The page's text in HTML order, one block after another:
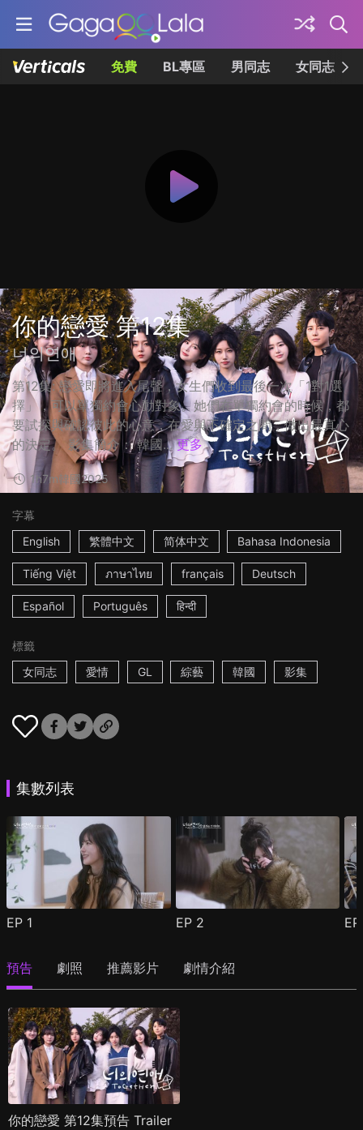
免費 BL專區 男同志 女同志
你的戀愛 第12集
너의연애
第12集: 戀愛即將進入尾聲，女生們收到最後一次「1對1選
擇」，可以單獨約會心動對象。她們在單獨約會的時候，都
要試探與確認彼此的心意，在愛與不確定之間，做出最真心
的決定。 影集簡介： 韓國... 更多
1h7m韓國2025
字幕
English
繁體中文 简体中文 Bahasa Indonesia
Tiếng Việt ภาษาไทย français Deutsch
Español Português हिन्दी
標籤
女同志
愛情 GL 綜藝 韓國 影集
集數列表
EP 1 EP 2
預告 劇照 推薦影片 劇情介紹
你的戀愛 第12集預告 Trailer